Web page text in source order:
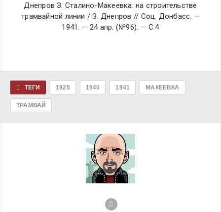
Днепров З. Сталино-Макеевка: на строительстве
трамвайной линии / З. Днепров // Соц. Донбасс. —
1941. — 24 апр. (№96). — С.4
ТЕГИ 1925 1940 1941 МАКЕЕВКА
ТРАМВАЙ